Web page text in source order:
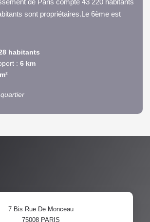
sont propriétaires.Le 6ème est
habitants
: 6 km
PART DES MÉNAGES SANS
7 Bis Rue De Monceau
75008 PARIS